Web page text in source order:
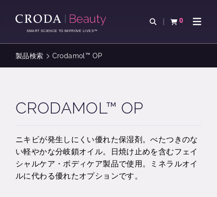
ン
を
ー
ス
SMART SCIENCE TO IMPROVE LIVES™
検索を開く
0
カートを確認す
ナビ
製品検索 Crodamol™ OP
CRODAMOL™ OP
ニキビが発生しにくい優れた保湿剤。べたつきのな
い軽やかな分岐鎖オイル。日焼け止めを含むフェイ
シャルケア・ボディケア製品で使用。ミネラルオイ
ルに代わる優れたオプションです。